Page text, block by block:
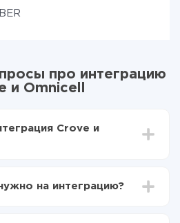
про интеграцию
и Omnicell
Crove и
передавать из Crove в
на интеграцию?